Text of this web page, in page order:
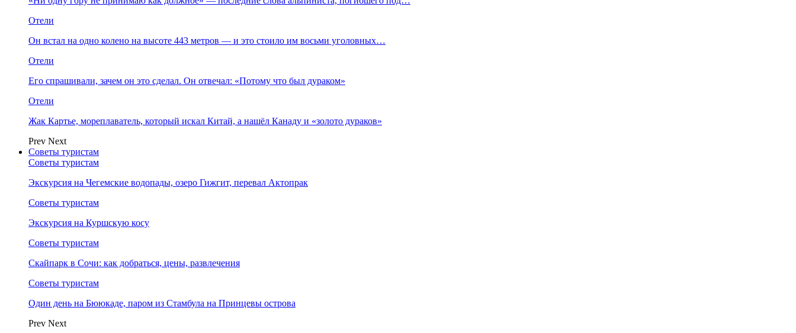
Отели
Он встал на одно колено на высоте 443 метров — и это стоило им восьми уголовных…
Отели
Его спрашивали, зачем он это сделал. Он отвечал: «Потому что был дураком»
Отели
Жак Картье, мореплаватель, который искал Китай, а нашёл Канаду и «золото дураков»
Prev Next
Советы туристам
Советы туристам
Экскурсия на Чегемские водопады, озеро Гижгит, перевал Актопрак
Советы туристам
Экскурсия на Куршскую косу
Советы туристам
Скайпарк в Сочи: как добраться, цены, развлечения
Советы туристам
Один день на Бююкаде, паром из Стамбула на Принцевы острова
Prev Next